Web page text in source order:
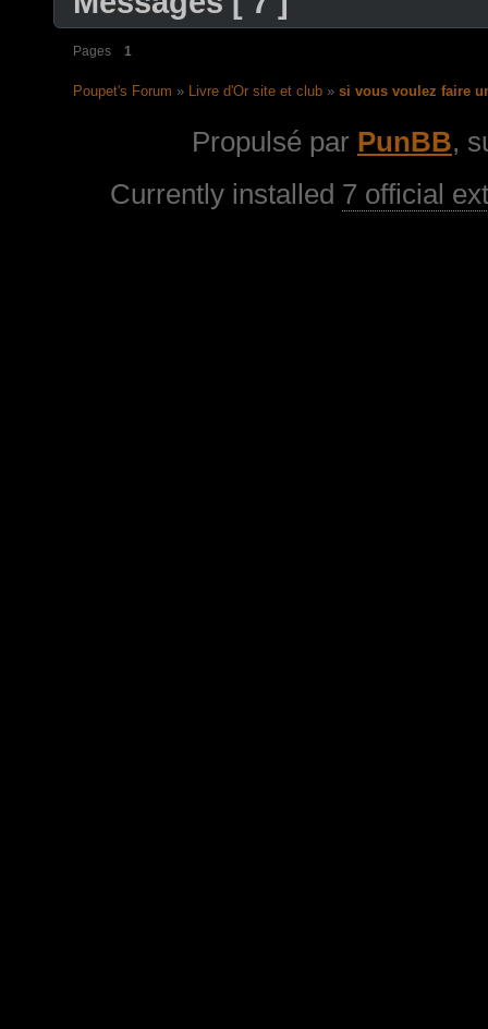
Pages 1
Poupet's Forum » Livre d'Or site et club »si vous voulez faire
Propulsé par PunBB,
Currently installed 7 official